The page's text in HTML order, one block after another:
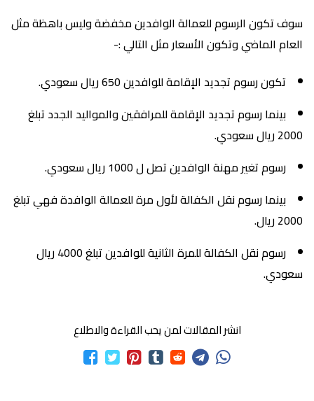
سوف تكون الرسوم للعمالة الوافدين مخفضة وليس باهظة مثل
العام الماضي وتكون الأسعار مثل التالي :-
تكون رسوم تجديد الإقامة للوافدين 650 ريال سعودي.
بينما رسوم تجديد الإقامة للمرافقين والمواليد الجدد تبلغ
2000 ريال سعودي.
رسوم تغير مهنة الوافدين تصل ل 1000 ريال سعودي.
بينما رسوم نقل الكفالة لأول مرة للعمالة الوافدة فهي تبلغ
2000 ريال.
رسوم نقل الكفالة للمرة الثانية للوافدين تبلغ 4000 ريال
سعودي.
انشر المقالات لمن يحب القراءة والاطلاع